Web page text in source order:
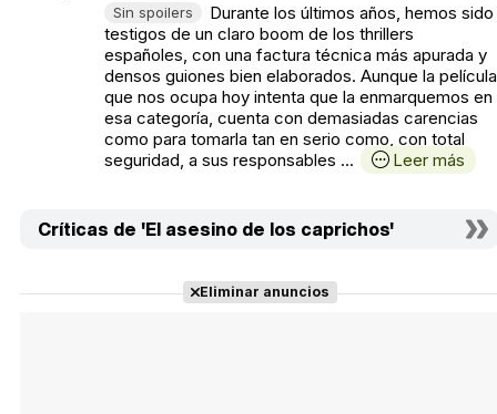
Sin spoilers
Durante los últimos años, hemos sido
testigos de un claro boom de los thrillers
españoles, con una factura técnica más apurada y
densos guiones bien elaborados. Aunque la película
que nos ocupa hoy intenta que la enmarquemos en
esa categoría, cuenta con demasiadas carencias
como para tomarla tan en serio como, con total
seguridad, a sus responsables ...
Leer más
Críticas de 'El asesino de los caprichos'
Eliminar anuncios